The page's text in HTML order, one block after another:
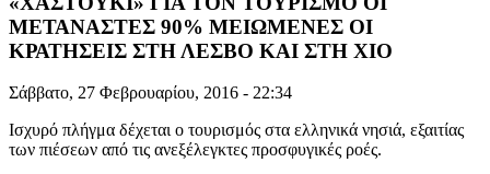
ΜΕΤΑΝΑΣΤΕΣ 90% ΜΕΙΩΜΕΝΕΣ ΟΙ
ΚΡΑΤΗΣΕΙΣ ΣΤΗ ΛΕΣΒΟ ΚΑΙ ΣΤΗ ΧΙΟ
Σάββατο, 27 Φεβρουαρίου, 2016 - 22:34
Iσχυρό πλήγμα δέχεται ο τουρισμός στα ελληνικά νησιά, εξαιτίας
των πιέσεων από τις ανεξέλεγκτες προσφυγικές ροές.